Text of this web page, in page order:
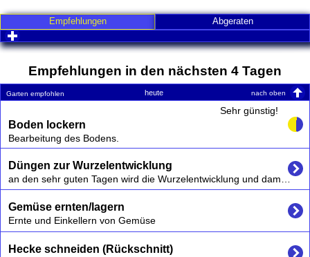
Empfehlungen Abgeraten
click to expand contents
Empfehlungen in den nächsten 4 Tagen
Garten empfohlen heute nach oben
Boden lockern
Sehr günstig!
Bearbeitung des Bodens.
Düngen zur Wurzelentwicklung
Gemüse ernten/lagern
Ernte und Einkellern von Gemüse
Hecke schneiden (Rückschnitt)